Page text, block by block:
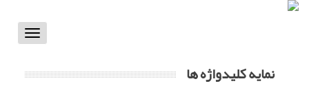
Toggle
نمایه کلیدواژه ها